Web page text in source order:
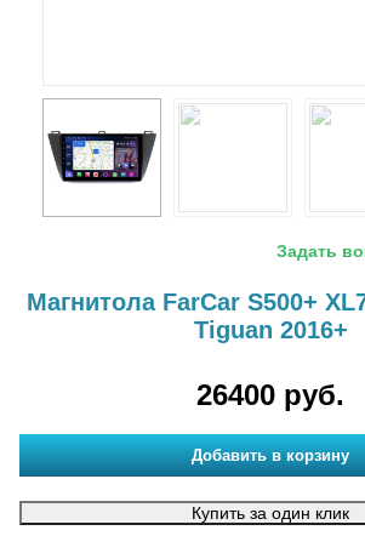
Задать
Магнитола FarCar S500+
Tiguan 2016+
26400 руб.